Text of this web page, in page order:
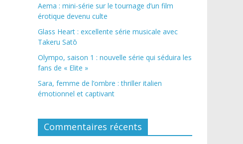
Aema : mini-série sur le tournage d’un film
érotique devenu culte
Glass Heart : excellente série musicale avec
Takeru Satō
Olympo, saison 1 : nouvelle série qui séduira les
fans de « Elite »
Sara, femme de l’ombre : thriller italien
émotionnel et captivant
Commentaires récents